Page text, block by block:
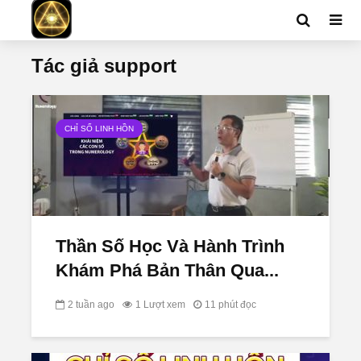
Tác giả support
CHỈ SỐ LINH HỒN
Thần Số Học Và Hành Trình
Khám Phá Bản Thân Qua...
2 tuần ago 1 Lượt xem 11 phút đọc